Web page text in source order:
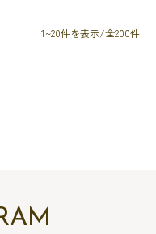
1~20件を表示/全200件